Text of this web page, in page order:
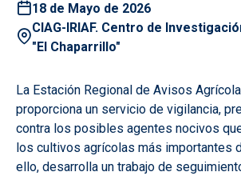
18 de Mayo de 2026
CIAG-IRIAF. Centro de
"El Chaparrillo"
La Estación Regional de Avisos
proporciona un servicio de vigilancia,
contra los posibles agentes nocivos
los cultivos agrícolas más importantes
ello, desarrolla un trabajo de